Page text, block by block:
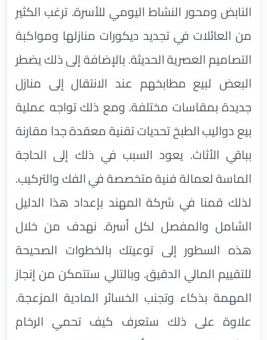
النابض ومحور النشاط اليومي للأسرة. ترغب الكثير
من العائلات في تجديد ديكورات منازلها ومواكبة
التصاميم العصرية الحديثة. بالإضافة إلى ذلك يضطر
البعض لبيع مطابخهم عند الانتقال إلى منازل
جديدة بمقاسات مختلفة. ومع ذلك تواجه عملية
بيع دواليب الطبخ تحديات تقنية معقدة جدا مقارنة
بباقي الأثاث. يعود السبب في ذلك إلى الحاجة
الماسة لعمالة فنية متخصصة في الفك والتركيب.
لذلك قمنا في شركة المهند بإعداد هذا الدليل
الشامل والمفصل لكل أسرة. نهدف من خلال
هذه السطور إلى توعيتك بالخطوات الصحيحة
للتقييم المالي الدقيق. وبالتالي ستتمكن من إنجاز
المهمة بذكاء وتجنب الخسائر المادية المزعجة.
علاوة على ذلك ستعرف كيف تحمي الرخام